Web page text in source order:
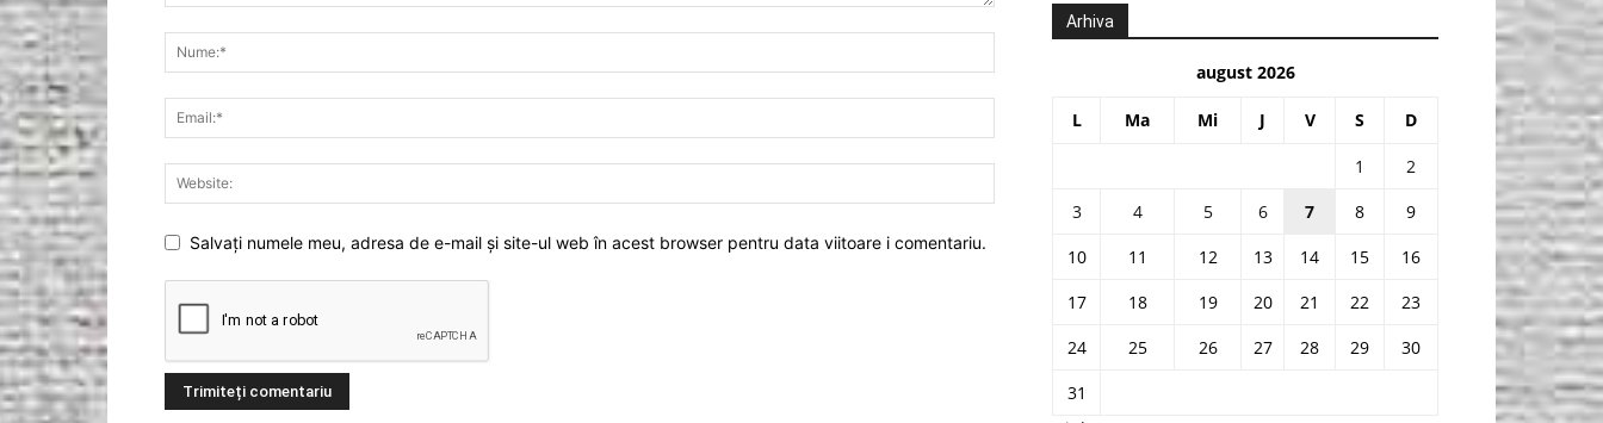
Salvați numele meu, adresa de e-mail și site-ul web în acest browser pentru data viitoare i comentariu.
Arhiva
august 2026
L Ma Mi J V S D
1
2
3
4 5 6 7 8
9
10
11 12 13 14 15
16
17
18 19 20 21 22
23
24
25 26 27 28 29
30
31